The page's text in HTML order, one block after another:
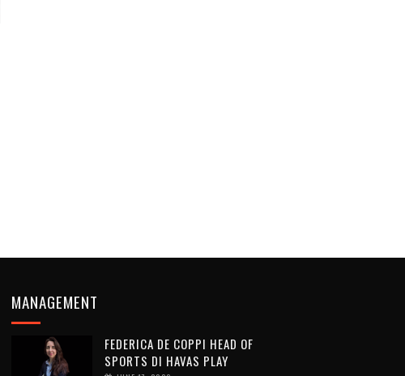
MANAGEMENT
FEDERICA DE COPPI HEAD OF
SPORTS DI HAVAS PLAY